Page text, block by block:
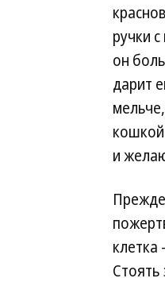
ручки
он
дарит
и
Стоять